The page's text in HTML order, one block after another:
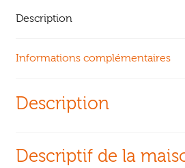
Description
Informations complémentaires
Description
Descriptif de la